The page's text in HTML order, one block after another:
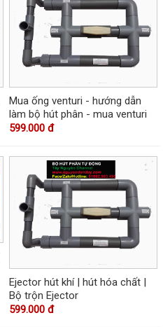
Mua ống venturi - hướng dẫn
làm bộ hút phân - mua venturi
599.000 đ
Ejector hút khí | hút hóa chất |
Bộ trộn Ejector
599.000 đ